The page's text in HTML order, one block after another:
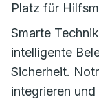
Platz für
Smarte
intelligente
Sicherheit.
integrieren